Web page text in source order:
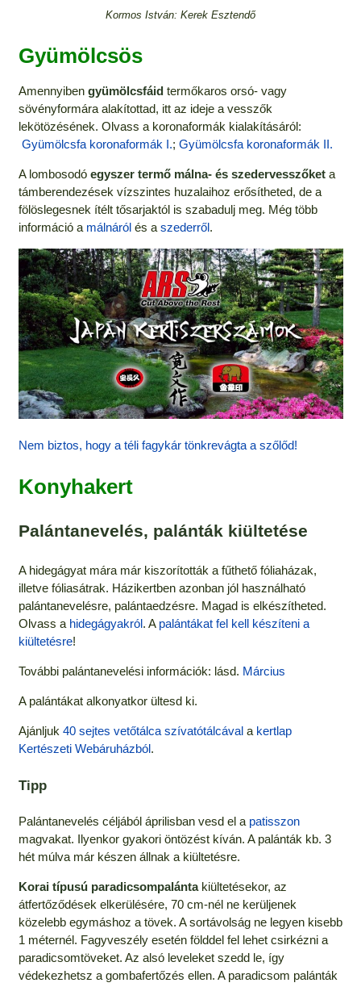
Kormos István: Kerek Esztendő
Gyümölcsös
Amennyiben gyümölcsfáidtermőkaros orsó- vagy
sövényformára alakítottad, itt az ideje a vesszők
lekötözésének. Olvass a koronaformák kialakításáról:
Gyümölcsfa koronaformák I.; Gyümölcsfa koronaformák II.
A lombosodó egyszer termő málna- és szedervesszőketa
támberendezések vízszintes huzalaihoz erősítheted, de a
fölöslegesnek ítélt tősarjaktól is szabadulj meg. Még több
információ a málnárólés a szederről.
Nem biztos, hogy a téli fagykár tönkrevágta a szőlőd!
Konyhakert
Palántanevelés, palánták kiültetése
A hidegágyat mára már kiszorították a fűthető fóliaházak,
illetve fóliasátrak. Házikertben azonban jól használható
palántanevelésre, palántaedzésre. Magad is elkészítheted.
Olvass a hidegágyakról. A palántákat fel kell készíteni a
kiültetésre!
További palántanevelési információk: lásd. Március
A palántákat alkonyatkor ültesd ki.
Ajánljuk 40 sejtes vetőtálca szívatótálcávala kertlap
Kertészeti Webáruházból.
Tipp
Palántanevelés céljából áprilisban vesd el a patisszon
magvakat. Ilyenkor gyakori öntözést kíván. A palánták kb. 3
hét múlva már készen állnak a kiültetésre.
Korai típusú paradicsompalántakiültetésekor, az
átfertőződések elkerülésére, 70 cm-nél ne kerüljenek
közelebb egymáshoz a tövek. A sortávolság ne legyen kisebb
1 méternél. Fagyveszély esetén földdel fel lehet csirkézni a
paradicsomtöveket. Az alsó leveleket szedd le, így
védekezhetsz a gombafertőzés ellen. A paradicsom palánták